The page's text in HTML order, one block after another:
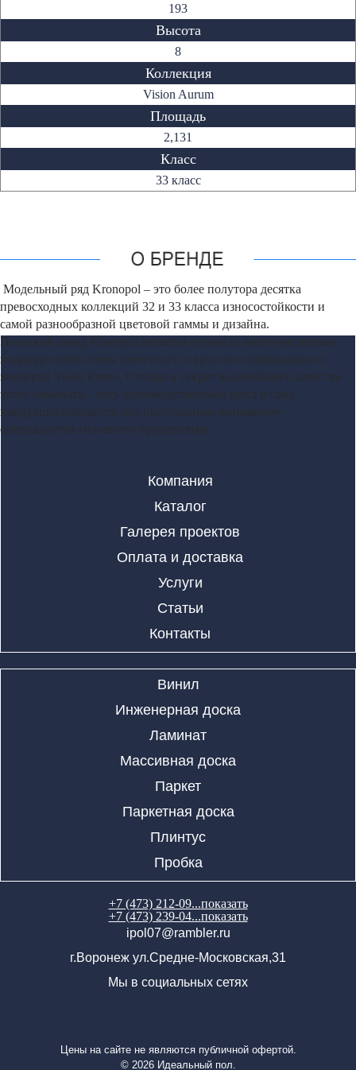
193
Высота
8
Коллекция
Vision Aurum
Площадь
2,131
Класс
33 класс
Модельный ряд Kronopol – это более полутора десятка
превосходных коллекций 32 и 33 класса износостойкости и
самой разнообразной цветовой гаммы и дизайна.
Польский завод Kronopol является одним из многочисленных
подразделений очень известного и крупного швейцарского
концерна Swiss Krono. Отсюда и секрет высочайшего качества
этого ламината – весь производственный цикл и сама
продукция находится под пристальным вниманием
специалистов головного предприятия.
Компания
Каталог
Галерея проектов
Оплата и доставка
Услуги
Статьи
Контакты
Винил
Инженерная доска
Ламинат
Массивная доска
Паркет
Паркетная доска
Плинтус
Пробка
+7 (473) 212-09...показать
+7 (473) 239-04...показать
ipol07@rambler.ru
г.Воронеж ул.Средне-Московская,31
Мы в социальных сетях
Цены на сайте не являются публичной офертой.
© 2026 Идеальный пол.